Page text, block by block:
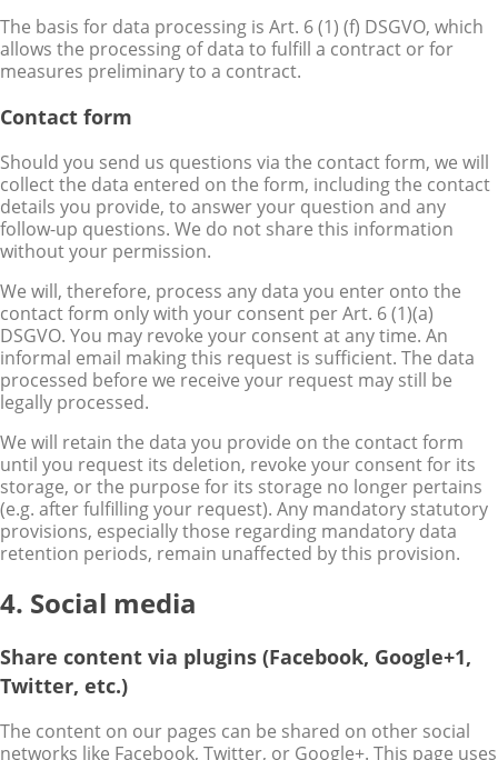
The basis for data processing is Art. 6 (1) (f) DSGVO, which
allows the processing of data to fulfill a contract or for
measures preliminary to a contract.
Contact form
Should you send us questions via the contact form, we will
collect the data entered on the form, including the contact
details you provide, to answer your question and any
follow-up questions. We do not share this information
without your permission.
We will, therefore, process any data you enter onto the
contact form only with your consent per Art. 6 (1)(a)
DSGVO. You may revoke your consent at any time. An
informal email making this request is sufficient. The data
processed before we receive your request may still be
legally processed.
We will retain the data you provide on the contact form
until you request its deletion, revoke your consent for its
storage, or the purpose for its storage no longer pertains
(e.g. after fulfilling your request). Any mandatory statutory
provisions, especially those regarding mandatory data
retention periods, remain unaffected by this provision.
4. Social media
Share content via plugins (Facebook, Google+1,
Twitter, etc.)
The content on our pages can be shared on other social
networks like Facebook, Twitter, or Google+. This page uses